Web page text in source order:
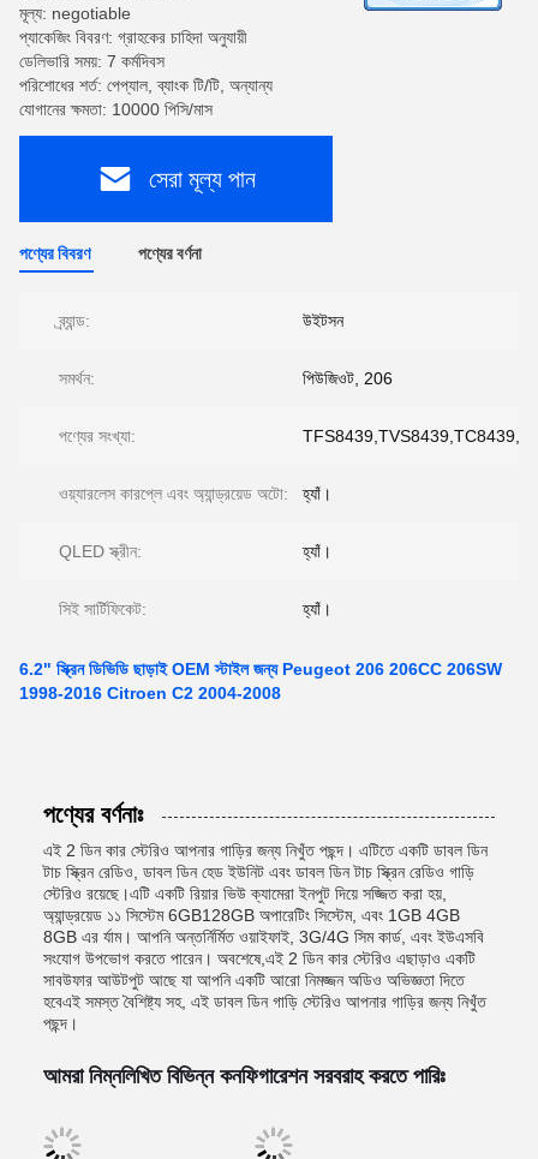
মূল্য: negotiable
প্যাকেজিং বিবরণ: গ্রাহকের চাহিদা অনুযায়ী
ডেলিভারি সময়: 7 কর্মদিবস
পরিশোধের শর্ত: পেপ্যাল, ব্যাংক টি/টি, অন্যান্য
যোগানের ক্ষমতা: 10000 পিসি/মাস
সেরা মূল্য পান
পণ্যের বিবরণ পণ্যের বর্ণনা
ব্র্যান্ড: উইটসন
সমর্থন: পিউজিওট, 206
পণ্যের সংখ্যা:
ওয়্যারলেস কারপ্লে এবং অ্যান্ড্রয়েড অটো: হ্যাঁ।
QLED স্ক্রীন: হ্যাঁ।
সিই সার্টিফিকেট: হ্যাঁ।
6.2" স্ক্রিন ডিভিডি ছাড়াই OEM স্টাইল জন্য Peugeot 206 206CC 206SW
1998-2016 Citroen C2 2004-2008
পণ্যের বর্ণনাঃ
এই 2 ডিন কার স্টেরিও আপনার গাড়ির জন্য নিখুঁত পছন্দ। এটিতে একটি ডাবল ডিন
টাচ স্ক্রিন রেডিও, ডাবল ডিন হেড ইউনিট এবং ডাবল ডিন টাচ স্ক্রিন রেডিও গাড়ি
স্টেরিও রয়েছে।এটি একটি রিয়ার ভিউ ক্যামেরা ইনপুট দিয়ে সজ্জিত করা হয়,
অ্যান্ড্রয়েড ১১ সিস্টেম 6GB128GB অপারেটিং সিস্টেম, এবং 1GB 4GB
8GB এর র্যাম। আপনি অন্তর্নির্মিত ওয়াইফাই, 3G/4G সিম কার্ড, এবং ইউএসবি
সংযোগ উপভোগ করতে পারেন। অবশেষে,এই 2 ডিন কার স্টেরিও এছাড়াও একটি
সাবউফার আউটপুট আছে যা আপনি একটি আরো নিমজ্জন অডিও অভিজ্ঞতা দিতে
হবেএই সমস্ত বৈশিষ্ট্য সহ, এই ডাবল ডিন গাড়ি স্টেরিও আপনার গাড়ির জন্য নিখুঁত
পছন্দ।
আমরা নিম্নলিখিত বিভিন্ন কনফিগারেশন সরবরাহ করতে পারিঃ